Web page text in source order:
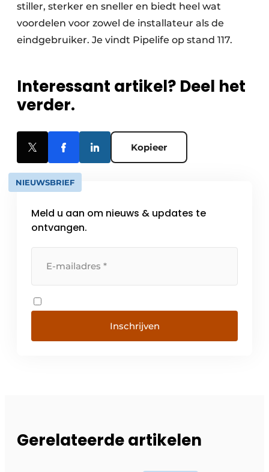
stiller, sterker en sneller en biedt heel wat
voordelen voor zowel de installateur als de
eindgebruiker. Je vindt Pipelife op stand 117.
Interessant artikel? Deel het
verder.
Kopieer
NIEUWSBRIEF
Meld u aan om nieuws & updates te
ontvangen.
Inschrijven
Gerelateerde artikelen